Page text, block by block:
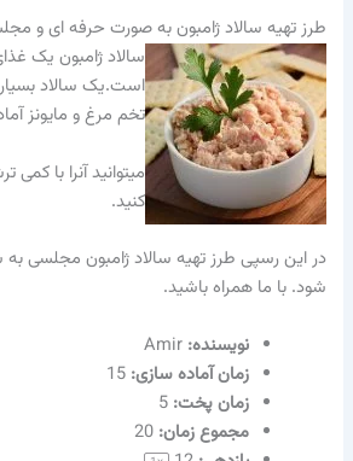
طرز تهیه سالاد ژامبون به صورت حرفه ای و
سالاد ژامبون یک
است.یک سالاد
تخم مرغ و مایونز
میتوانید آنرا با
کنید.
در این رسپی طرز تهیه سالاد ژامبون مجلسی
شود. با ما همراه باشید.
نویسنده‌: Amir
زمان آماده سازی: 15
زمان پخت: 5
مجموع زمان: 20